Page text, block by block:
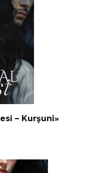
– Kurşuni»